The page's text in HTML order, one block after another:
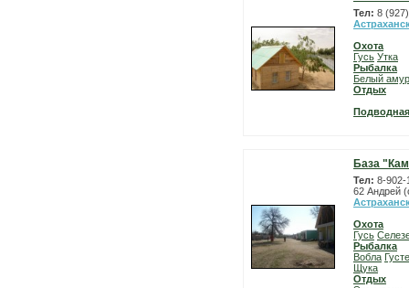
Тел: 8
Охота
Гусь Утка
Рыбалка
Белый амур
Отдых
База
Тел: 8-902-
62 Андрей
Охота
Гусь
Рыбалка
Вобла
Щука
Отдых